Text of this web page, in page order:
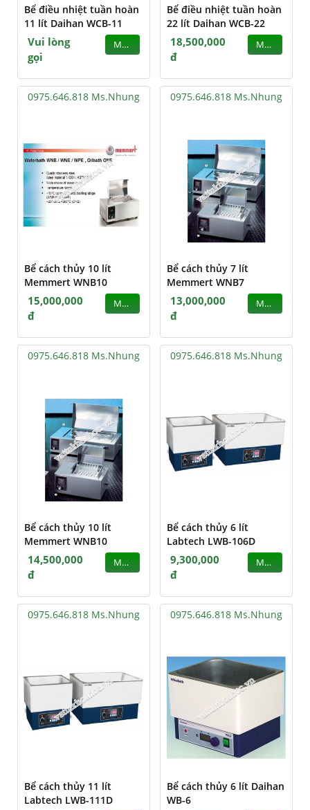
Bể điều nhiệt tuần hoàn
11 lít Daihan WCB-11
Vui lòng
gọi
MUA
Bể điều nhiệt tuần hoàn
22 lít Daihan WCB-22
18,500,000
đ
MUA
0975.646.818 Ms.Nhung
Bể cách thủy 10 lít
Memmert WNB10
15,000,000
đ
MUA
0975.646.818 Ms.Nhung
Bể cách thủy 7 lít
Memmert WNB7
13,000,000
đ
MUA
0975.646.818 Ms.Nhung
Bể cách thủy 10 lít
Memmert WNB10
14,500,000
đ
MUA
0975.646.818 Ms.Nhung
Bể cách thủy 6 lít
Labtech LWB-106D
9,300,000
đ
MUA
0975.646.818 Ms.Nhung
Bể cách thủy 11 lít
Labtech LWB-111D
0975.646.818 Ms.Nhung
Bể cách thủy 6 lít Daihan
WB-6